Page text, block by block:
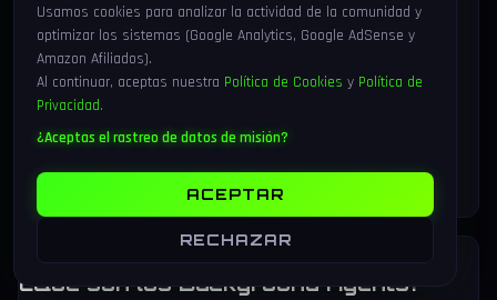
Cursor tiene certificación SOC 2 Type II y acuerdos de
cero retención con proveedores de IA. Sin embargo,
debes activar Privacy Mode manualmente. Para entornos
altamente sensibles, considera el plan Business con
controles organizacionales adicionales.
¿Qué son los Background Agents?
Usamos cookies para analizar la actividad de la comunidad y
optimizar los sistemas (Google Analytics, Google AdSense y
Amazon Afiliados).
Al continuar, aceptas nuestra Política de Cookies y Política de
Privacidad.
¿Aceptas el rastreo de datos de misión?
ACEPTAR
RECHAZAR